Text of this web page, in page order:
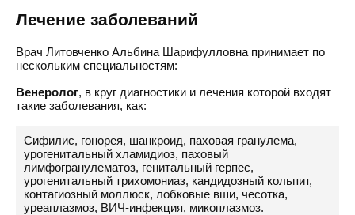
Лечение заболеваний
Врач Литовченко Альбина Шарифулловна принимает по
нескольким специальностям:
Венеролог, в круг диагностики и лечения которой входят
такие заболевания, как:
Сифилис, гонорея, шанкроид, паховая гранулема,
урогенитальный хламидиоз, паховый
лимфогранулематоз, генитальный герпес,
урогенитальный трихомониаз, кандидозный кольпит,
контагиозный моллюск, лобковые вши, чесотка,
уреаплазмоз, ВИЧ-инфекция, микоплазмоз.